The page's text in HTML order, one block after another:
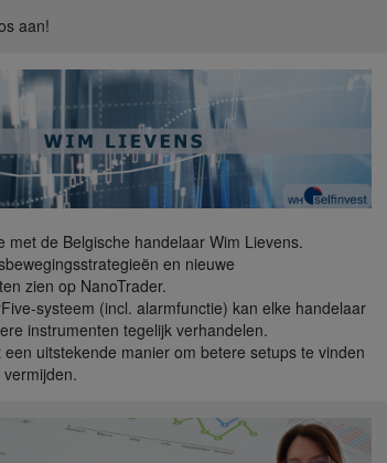
aan!
met de Belgische handelaar Wim Lievens.
en nieuwe
zien op NanoTrader.
systeem (incl. alarmfunctie) kan elke handelaar
instrumenten tegelijk verhandelen.
een uitstekende manier om betere setups te vinden
vermijden.